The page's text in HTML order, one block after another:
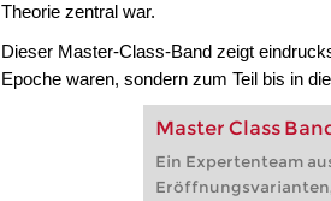
Theorie zentral war.
Dieser Master-Class-Band zeigt
Epoche waren, sondern zum Teil bis in
Master Class
Ein Expertenteam